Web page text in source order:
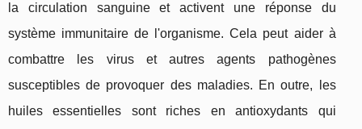
la circulation sanguine et activent une réponse du
système immunitaire de l'organisme. Cela peut aider à
combattre les virus et autres agents pathogènes
susceptibles de provoquer des maladies. En outre, les
huiles essentielles sont riches en antioxydants qui